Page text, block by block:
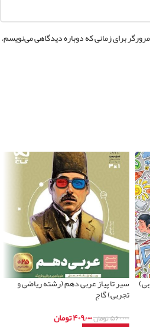
برای زمانی که دوباره دیدگاهی می‌نویسم.
سیر تا پیاز عربی دهم (رشته ریاضی و
تجربی) گاج
۵۶۰,۰۰۰تومان۴۰۹,۰۰۰تومان